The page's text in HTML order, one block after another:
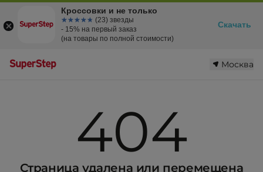
Москва
404
Страница удалена или перемещена
Кроссовки и не только
☆☆☆☆☆
★★★★★ (23) звезды
- 15% на первый заказ
(на товары по полной стоимости)
Скачать